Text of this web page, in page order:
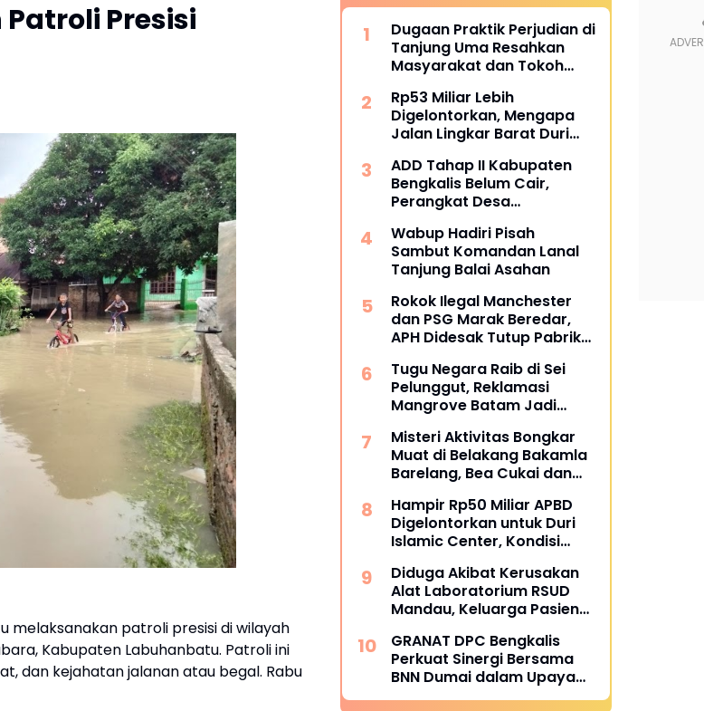
Presisi
melaksanakan patroli presisi di wilayah
Kabupaten Labuhanbatu. Patroli ini
dan kejahatan jalanan atau begal. Rabu
Dugaan Praktik Perjudian di
Tanjung Uma Resahkan
Masyarakat dan Tokoh
Rp53 Miliar Lebih
Digelontorkan, Mengapa
Jalan Lingkar Barat Duri
Tanya?
ADD Tahap II Kabupaten
Bengkalis Belum Cair,
Perangkat Desa
Penyaluran
Wabup Hadiri Pisah
Sambut Komandan Lanal
Tanjung Balai Asahan
Rokok Ilegal Manchester
dan PSG Marak Beredar,
APH Didesak Tutup Pabrik
Penyelundup
Tugu Negara Raib di Sei
Pelunggut, Reklamasi
Mangrove Batam Jadi
Misteri Aktivitas Bongkar
Muat di Belakang Bakamla
Barelang, Bea Cukai dan
Penindakan
Hampir Rp50 Miliar APBD
Digelontorkan untuk Duri
Islamic Center, Kondisi
Publik.
Diduga Akibat Kerusakan
Alat Laboratorium RSUD
Mandau, Keluarga Pasien
Anak Usai Operasi di RS
Thursina, Meski
Membutuhkan Transfusi
Darah
GRANAT DPC Bengkalis
Perkuat Sinergi Bersama
BNN Dumai dalam Upaya
Pencegahan Narkotika